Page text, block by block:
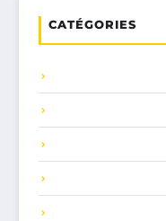
CATÉGORIES